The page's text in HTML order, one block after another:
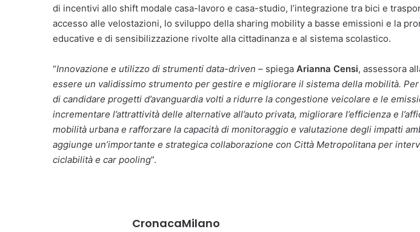
di incentivi allo shift modale casa-lavoro e casa-studio, l’integrazione tra bici e
accesso alle velostazioni, lo sviluppo della sharing mobility a basse emissioni e la
educative e di sensibilizzazione rivolte alla cittadinanza e al sistema scolastico.
“Innovazione e utilizzo di strumenti data-driven – spiega Arianna Censi, assessora
essere un validissimo strumento per gestire e migliorare il sistema della mobilità.
di candidare progetti d’avanguardia volti a ridurre la congestione veicolare e le
incrementare l’attrattività delle alternative all’auto privata, migliorare l’efficienza e
mobilità urbana e rafforzare la capacità di monitoraggio e valutazione degli impatti
aggiunge un’importante e strategica collaborazione con Città Metropolitana per
ciclabilità e car pooling”.
CronacaMilano